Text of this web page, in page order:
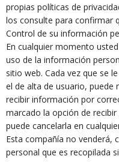
propias políticas de
los consulte para confirmar
Control de su información
En cualquier momento
uso de la información
sitio web. Cada vez que se
el de alta de usuario, puede
recibir información por
marcado la opción de
puede cancelarla en
Esta compañía no venderá,
personal que es recopilada